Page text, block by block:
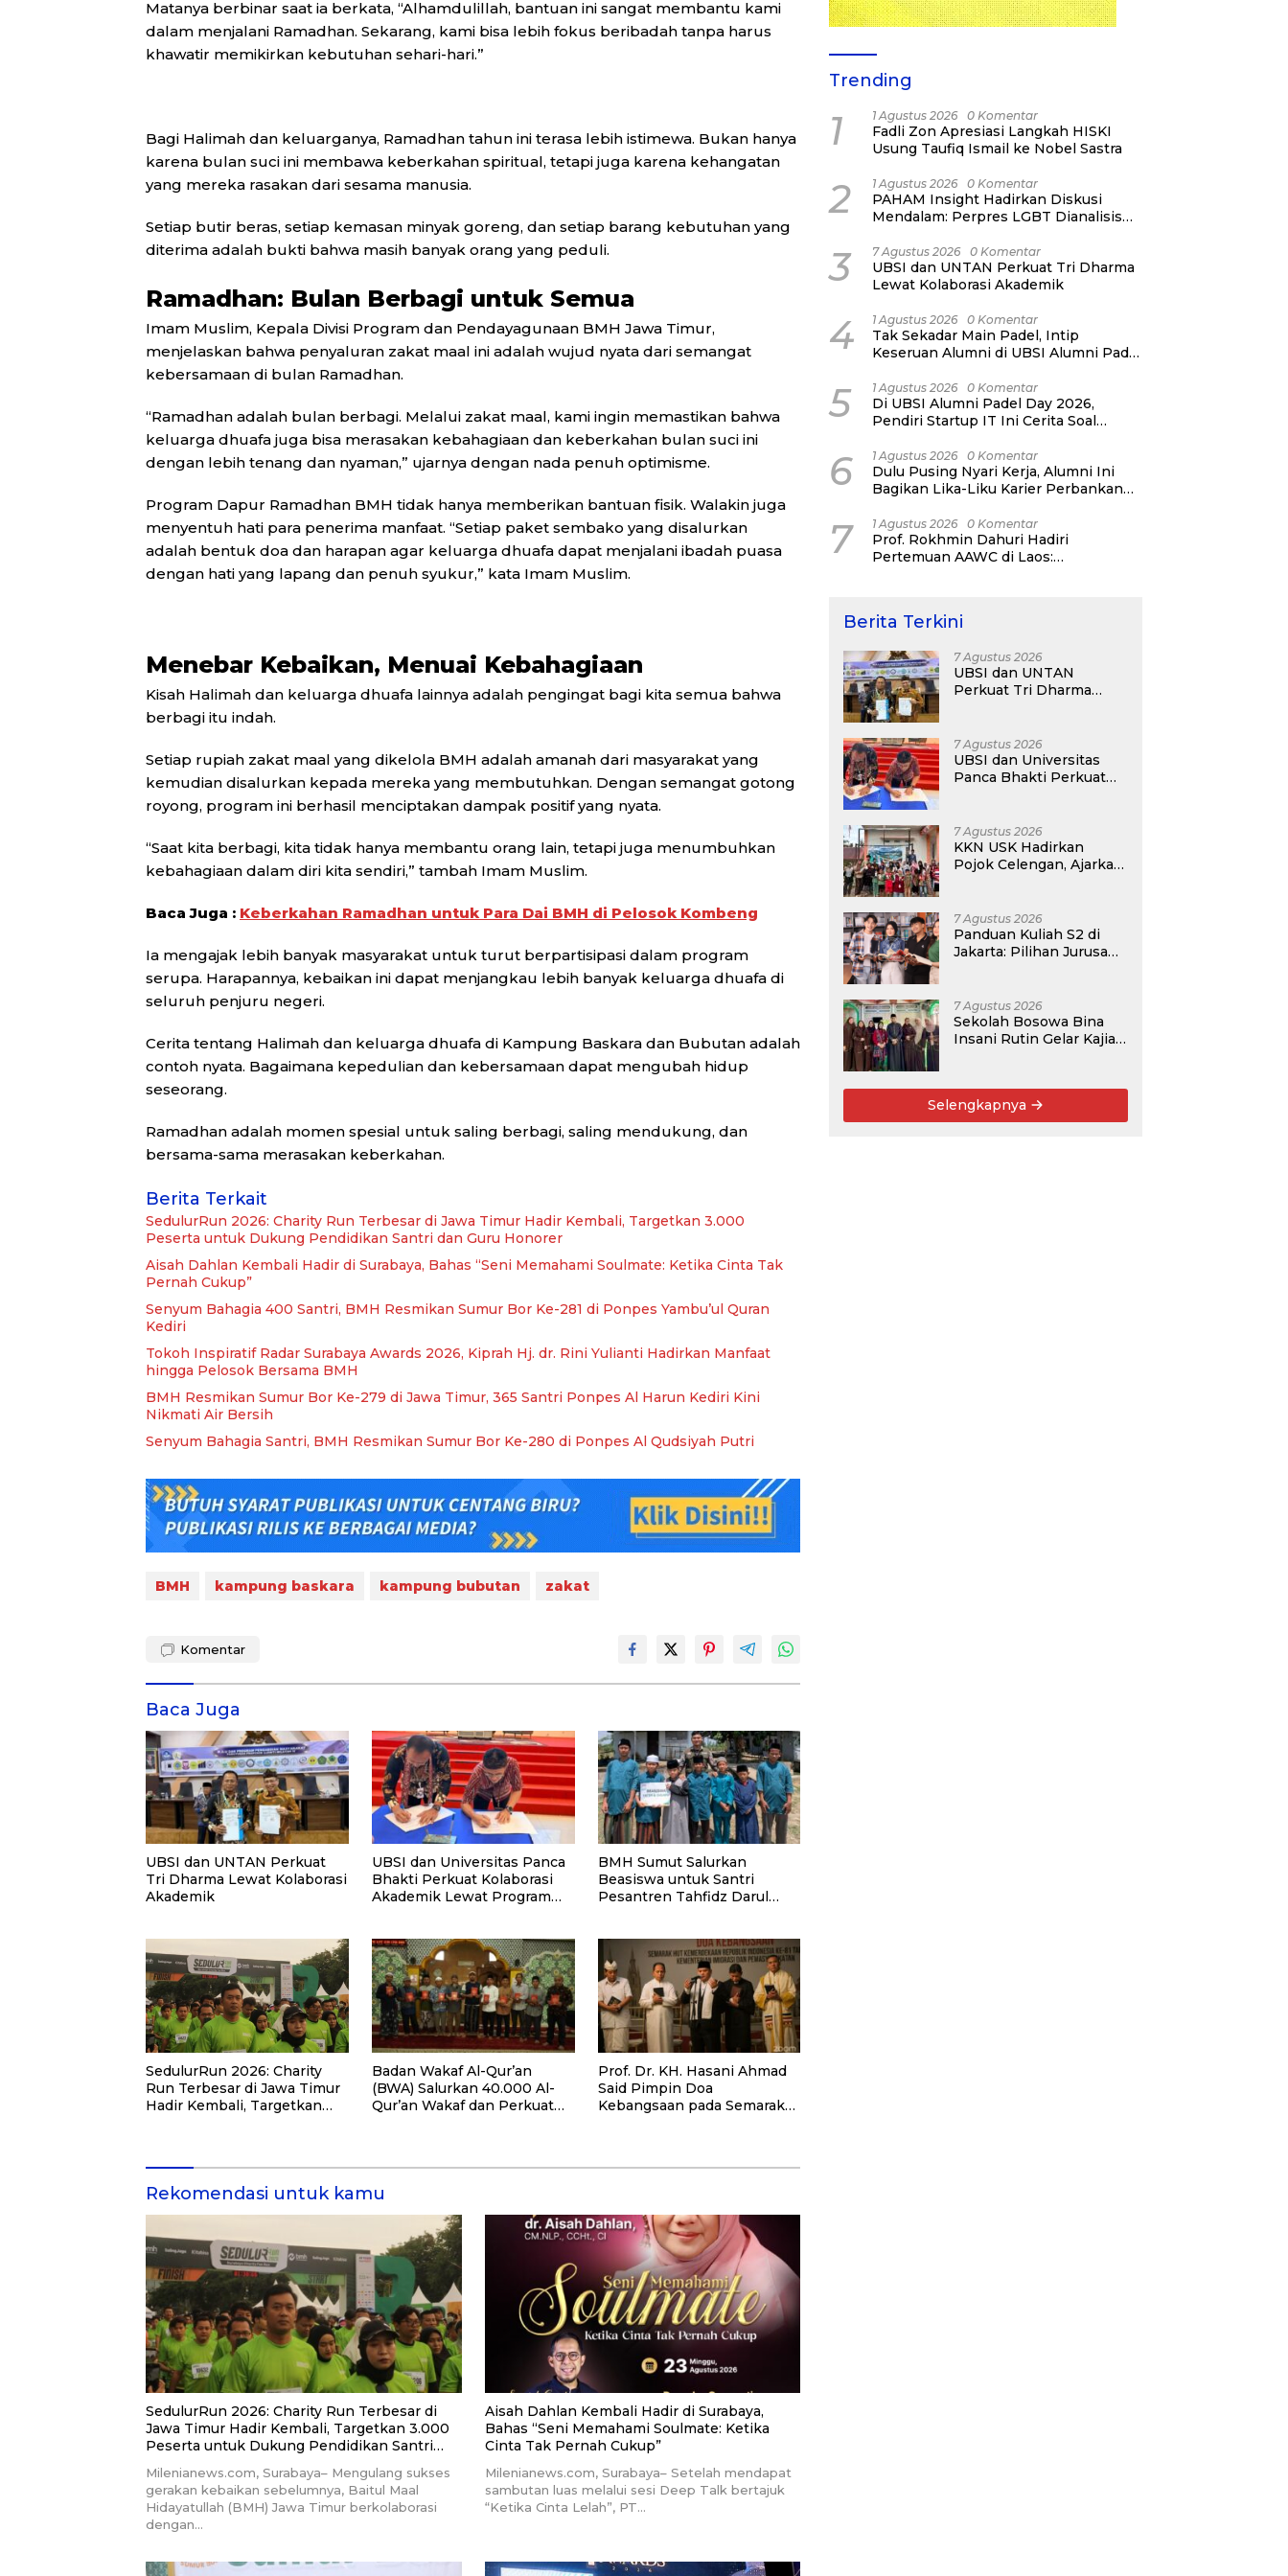
Matanya berbinar saat ia berkata, “Alhamdulillah, bantuan ini sangat membantu kami
dalam menjalani Ramadhan. Sekarang, kami bisa lebih fokus beribadah tanpa harus
khawatir memikirkan kebutuhan sehari-hari.”
Bagi Halimah dan keluarganya, Ramadhan tahun ini terasa lebih istimewa. Bukan hanya
karena bulan suci ini membawa keberkahan spiritual, tetapi juga karena kehangatan
yang mereka rasakan dari sesama manusia.
Setiap butir beras, setiap kemasan minyak goreng, dan setiap barang kebutuhan yang
diterima adalah bukti bahwa masih banyak orang yang peduli.
Ramadhan: Bulan Berbagi untuk Semua
Imam Muslim, Kepala Divisi Program dan Pendayagunaan BMH Jawa Timur,
menjelaskan bahwa penyaluran zakat maal ini adalah wujud nyata dari semangat
kebersamaan di bulan Ramadhan.
“Ramadhan adalah bulan berbagi. Melalui zakat maal, kami ingin memastikan bahwa
keluarga dhuafa juga bisa merasakan kebahagiaan dan keberkahan bulan suci ini
dengan lebih tenang dan nyaman,” ujarnya dengan nada penuh optimisme.
Program Dapur Ramadhan BMH tidak hanya memberikan bantuan fisik. Walakin juga
menyentuh hati para penerima manfaat. “Setiap paket sembako yang disalurkan
adalah bentuk doa dan harapan agar keluarga dhuafa dapat menjalani ibadah puasa
dengan hati yang lapang dan penuh syukur,” kata Imam Muslim.
Menebar Kebaikan, Menuai Kebahagiaan
Kisah Halimah dan keluarga dhuafa lainnya adalah pengingat bagi kita semua bahwa
berbagi itu indah.
Setiap rupiah zakat maal yang dikelola BMH adalah amanah dari masyarakat yang
kemudian disalurkan kepada mereka yang membutuhkan. Dengan semangat gotong
royong, program ini berhasil menciptakan dampak positif yang nyata.
“Saat kita berbagi, kita tidak hanya membantu orang lain, tetapi juga menumbuhkan
kebahagiaan dalam diri kita sendiri,” tambah Imam Muslim.
Baca Juga : Keberkahan Ramadhan untuk Para Dai BMH di Pelosok Kombeng
Ia mengajak lebih banyak masyarakat untuk turut berpartisipasi dalam program
serupa. Harapannya, kebaikan ini dapat menjangkau lebih banyak keluarga dhuafa di
seluruh penjuru negeri.
Cerita tentang Halimah dan keluarga dhuafa di Kampung Baskara dan Bubutan adalah
contoh nyata. Bagaimana kepedulian dan kebersamaan dapat mengubah hidup
seseorang.
Ramadhan adalah momen spesial untuk saling berbagi, saling mendukung, dan
bersama-sama merasakan keberkahan.
Berita Terkait
SedulurRun 2026: Charity Run Terbesar di Jawa Timur Hadir Kembali, Targetkan 3.000
Peserta untuk Dukung Pendidikan Santri dan Guru Honorer
Aisah Dahlan Kembali Hadir di Surabaya, Bahas “Seni Memahami Soulmate: Ketika Cinta Tak
Pernah Cukup”
Senyum Bahagia 400 Santri, BMH Resmikan Sumur Bor Ke-281 di Ponpes Yambu’ul Quran
Kediri
Tokoh Inspiratif Radar Surabaya Awards 2026, Kiprah Hj. dr. Rini Yulianti Hadirkan Manfaat
hingga Pelosok Bersama BMH
BMH Resmikan Sumur Bor Ke-279 di Jawa Timur, 365 Santri Ponpes Al Harun Kediri Kini
Nikmati Air Bersih
Senyum Bahagia Santri, BMH Resmikan Sumur Bor Ke-280 di Ponpes Al Qudsiyah Putri
BMH kampung baskara kampung bubutan zakat
Komentar
Baca Juga
UBSI dan UNTAN Perkuat
Tri Dharma Lewat Kolaborasi
Akademik
UBSI dan Universitas Panca
Bhakti Perkuat Kolaborasi
Akademik Lewat Program
BMH Sumut Salurkan
Beasiswa untuk Santri
Pesantren Tahfidz Darul
SedulurRun 2026: Charity
Run Terbesar di Jawa Timur
Hadir Kembali, Targetkan
Badan Wakaf Al-Qur’an
(BWA) Salurkan 40.000 Al-
Qur’an Wakaf dan Perkuat
Prof. Dr. KH. Hasani Ahmad
Said Pimpin Doa
Kebangsaan pada Semarak
Rekomendasi untuk kamu
SedulurRun 2026: Charity Run Terbesar di
Jawa Timur Hadir Kembali, Targetkan 3.000
Peserta untuk Dukung Pendidikan Santri
Milenianews.com, Surabaya– Mengulang sukses
gerakan kebaikan sebelumnya, Baitul Maal
Hidayatullah (BMH) Jawa Timur berkolaborasi
dengan…
Aisah Dahlan Kembali Hadir di Surabaya,
Bahas “Seni Memahami Soulmate: Ketika
Cinta Tak Pernah Cukup”
Milenianews.com, Surabaya– Setelah mendapat
sambutan luas melalui sesi Deep Talk bertajuk
“Ketika Cinta Lelah”, PT…
Trending
1 1 Agustus 2026 0 Komentar
Fadli Zon Apresiasi Langkah HISKI
Usung Taufiq Ismail ke Nobel Sastra
2 1 Agustus 2026 0 Komentar
PAHAM Insight Hadirkan Diskusi
Mendalam: Perpres LGBT Dianalisis
Bukan Ancaman Individual
3 7 Agustus 2026 0 Komentar
UBSI dan UNTAN Perkuat Tri Dharma
Lewat Kolaborasi Akademik
4 1 Agustus 2026 0 Komentar
Tak Sekadar Main Padel, Intip
Keseruan Alumni di UBSI Alumni Padel
5 1 Agustus 2026 0 Komentar
Di UBSI Alumni Padel Day 2026,
Pendiri Startup IT Ini Cerita Soal
Network Alumni
6 1 Agustus 2026 0 Komentar
Dulu Pusing Nyari Kerja, Alumni Ini
Bagikan Lika-Liku Karier Perbankan
Day 2026
7 1 Agustus 2026 0 Komentar
Prof. Rokhmin Dahuri Hadiri
Pertemuan AAWC di Laos:
Berita Terkini
7 Agustus 2026
UBSI dan UNTAN
Perkuat Tri Dharma
7 Agustus 2026
UBSI dan Universitas
Panca Bhakti Perkuat
7 Agustus 2026
KKN USK Hadirkan
Pojok Celengan, Ajarkan
7 Agustus 2026
Panduan Kuliah S2 di
Jakarta: Pilihan Jurusan,
7 Agustus 2026
Sekolah Bosowa Bina
Insani Rutin Gelar Kajian
Umum
Selengkapnya